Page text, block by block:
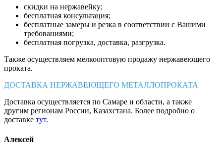
скидки на нержавейку;
бесплатная консультация;
бесплатные замеры и резка в соответствии с Вашими
требованиями;
бесплатная погрузка, доставка, разгрузка.
Также осуществляем мелкооптовую продажу нержавеющего
проката.
ДОСТАВКА НЕРЖАВЕЮЩЕГО МЕТАЛЛОПРОКАТА
Доставка осуществляется по Самаре и области, а также
другим регионам России, Казахстана. Более подробно о
доставке тут.
Алексей